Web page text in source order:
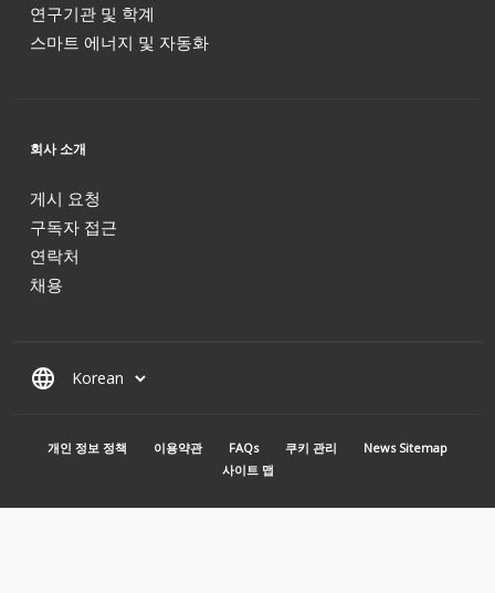
연구기관 및 학계
스마트 에너지 및 자동화
회사 소개
게시 요청
구독자 접근
연락처
채용
language
MENU PIED DE PAGE
개인 정보 정책 이용약관 FAQs 쿠키 관리
News Sitemap
사이트 맵